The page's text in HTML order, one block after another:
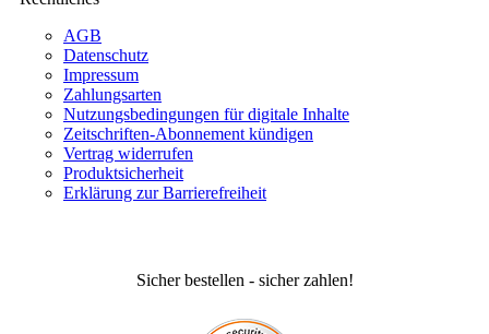
AGB
Datenschutz
Impressum
Zahlungsarten
Nutzungsbedingungen für digitale Inhalte
Zeitschriften-Abonnement kündigen
Vertrag widerrufen
Produktsicherheit
Erklärung zur Barrierefreiheit
Sicher bestellen - sicher zahlen!